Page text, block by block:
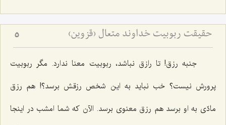
حقیقت ربوبیت خداوند متعال (قزوین) 5
جنبه رزق! تا رازق نباشد، ربوبیت معنا ندارد. مگر ربوبیت
پرورش نیست؟ خب نباید به این شخص رزقش برسد؟! هم رزق
مادّی به او برسد هم رزق معنوی برسد. الآن كه شما امشب در اینجا